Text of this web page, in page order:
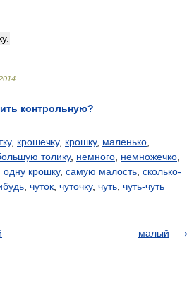
контрольную?
, крошечку, крошку, маленько
толику, немного немножечко
одну крошку, самую малость сколько-
чуток чуточку, чуть чуть-чуть
малый